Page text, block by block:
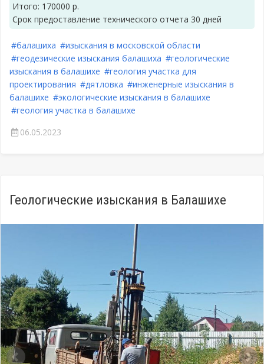
Итого: 170000 р.
Срок предоставление технического отчета 30 дней
#балашиха #изыскания в московской области
#геодезические изыскания балашиха #геологические
изыскания в балашихе #геология участка для
проектирования #дятловка #инженерные изыскания в
балашихе #экологические изыскания в балашихе
#геология участка в балашихе
06.05.2023
Геологические изыскания в Балашихе